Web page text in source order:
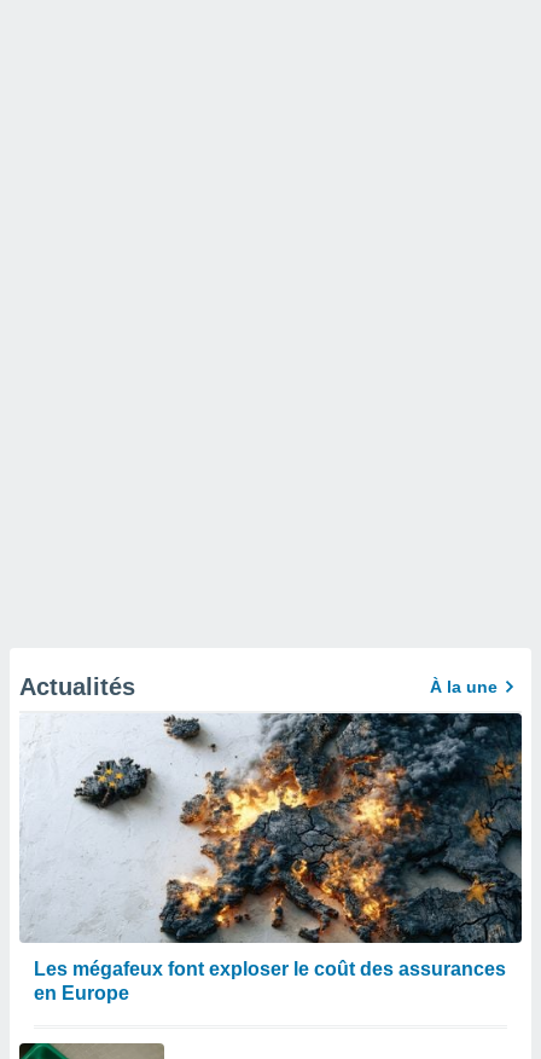
Actualités À la une
Les mégafeux font exploser le coût des assurances
en Europe